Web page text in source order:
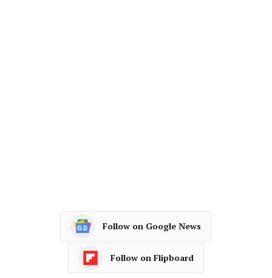
Follow on Google News
Follow on Flipboard